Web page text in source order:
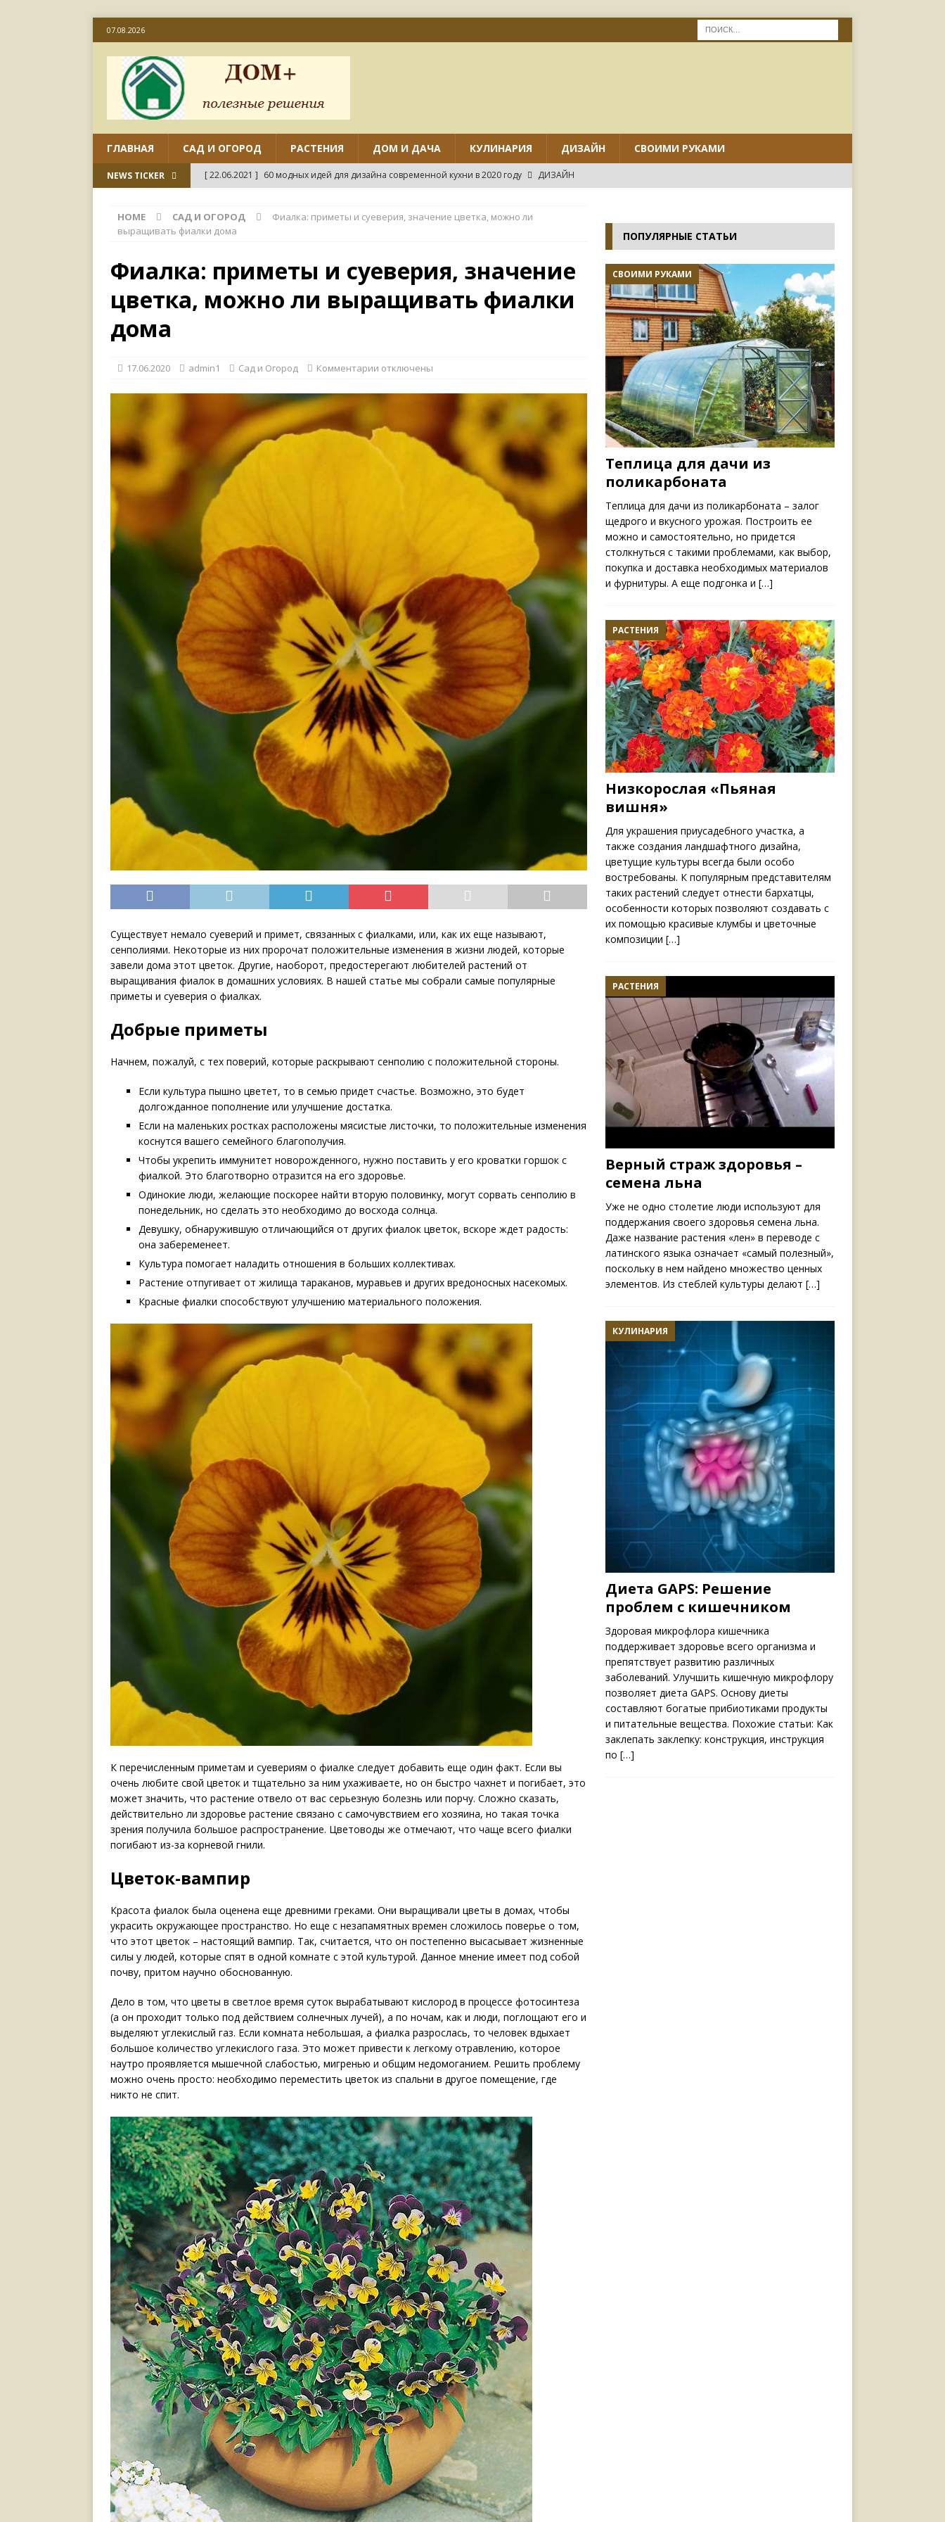
07.08.2026
ГЛАВНАЯ САД И ОГОРОД РАСТЕНИЯ ДОМ И ДАЧА КУЛИНАРИЯ ДИЗАЙН СВОИМИ РУКАМИ
NEWS TICKER [ 22.06.2021 ] 60 модных идей для дизайна современной кухни в 2020 году
ДИЗАЙН
ДИЗАЙН
СВОИМИ РУКАМИ
[ 18.06.2021 ] 45 современных идей дизайна маленькой кухни
ДИЗАЙН
HOME САД И ОГОРОД
Фиалка: приметы и суеверия, значение цветка, можно ли
выращивать фиалки дома
Фиалка: приметы и суеверия, значение
цветка, можно ли выращивать фиалки
дома
17.06.2020 admin1 Сад и Огород Комментарии отключены
Существует немало суеверий и примет, связанных с фиалками, или, как их еще называют,
сенполиями. Некоторые из них пророчат положительные изменения в жизни людей, которые
завели дома этот цветок. Другие, наоборот, предостерегают любителей растений от
выращивания фиалок в домашних условиях. В нашей статье мы собрали самые популярные
приметы и суеверия о фиалках.
Добрые приметы
Начнем, пожалуй, с тех поверий, которые раскрывают сенполию с положительной стороны.
Если культура пышно цветет, то в семью придет счастье. Возможно, это будет
долгожданное пополнение или улучшение достатка.
Если на маленьких ростках расположены мясистые листочки, то положительные изменения
коснутся вашего семейного благополучия.
Чтобы укрепить иммунитет новорожденного, нужно поставить у его кроватки горшок с
фиалкой. Это благотворно отразится на его здоровье.
Одинокие люди, желающие поскорее найти вторую половинку, могут сорвать сенполию в
понедельник, но сделать это необходимо до восхода солнца.
Девушку, обнаружившую отличающийся от других фиалок цветок, вскоре ждет радость:
она забеременеет.
Культура помогает наладить отношения в больших коллективах.
Растение отпугивает от жилища тараканов, муравьев и других вредоносных насекомых.
Красные фиалки способствуют улучшению материального положения.
К перечисленным приметам и суевериям о фиалке следует добавить еще один факт. Если вы
очень любите свой цветок и тщательно за ним ухаживаете, но он быстро чахнет и погибает, это
может значить, что растение отвело от вас серьезную болезнь или порчу. Сложно сказать,
действительно ли здоровье растение связано с самочувствием его хозяина, но такая точка
зрения получила большое распространение. Цветоводы же отмечают, что чаще всего фиалки
погибают из-за корневой гнили.
Цветок-вампир
Красота фиалок была оценена еще древними греками. Они выращивали цветы в домах, чтобы
украсить окружающее пространство. Но еще с незапамятных времен сложилось поверье о том,
что этот цветок – настоящий вампир. Так, считается, что он постепенно высасывает жизненные
силы у людей, которые спят в одной комнате с этой культурой. Данное мнение имеет под собой
почву, притом научно обоснованную.
Дело в том, что цветы в светлое время суток вырабатывают кислород в процессе фотосинтеза
(а он проходит только под действием солнечных лучей), а по ночам, как и люди, поглощают его и
выделяют углекислый газ. Если комната небольшая, а фиалка разрослась, то человек вдыхает
большое количество углекислого газа. Это может привести к легкому отравлению, которое
наутро проявляется мышечной слабостью, мигренью и общим недомоганием. Решить проблему
можно очень просто: необходимо переместить цветок из спальни в другое помещение, где
никто не спит.
ПОПУЛЯРНЫЕ СТАТЬИ
СВОИМИ РУКАМИ
Теплица для дачи из
поликарбоната
Теплица для дачи из поликарбоната – залог
щедрого и вкусного урожая. Построить ее
можно и самостоятельно, но придется
столкнуться с такими проблемами, как выбор,
покупка и доставка необходимых материалов
и фурнитуры. А еще подгонка и […]
РАСТЕНИЯ
Низкорослая «Пьяная
вишня»
Для украшения приусадебного участка, а
также создания ландшафтного дизайна,
цветущие культуры всегда были особо
востребованы. К популярным представителям
таких растений следует отнести бархатцы,
особенности которых позволяют создавать с
их помощью красивые клумбы и цветочные
композиции […]
РАСТЕНИЯ
Верный страж здоровья –
семена льна
Уже не одно столетие люди используют для
поддержания своего здоровья семена льна.
Даже название растения «лен» в переводе с
латинского языка означает «самый полезный»,
поскольку в нем найдено множество ценных
элементов. Из стеблей культуры делают […]
КУЛИНАРИЯ
Диета GAPS: Решение
проблем с кишечником
Здоровая микрофлора кишечника
поддерживает здоровье всего организма и
препятствует развитию различных
заболеваний. Улучшить кишечную микрофлору
позволяет диета GAPS. Основу диеты
составляют богатые прибиотиками продукты
и питательные вещества. Похожие статьи: Как
заклепать заклепку: конструкция, инструкция
по […]